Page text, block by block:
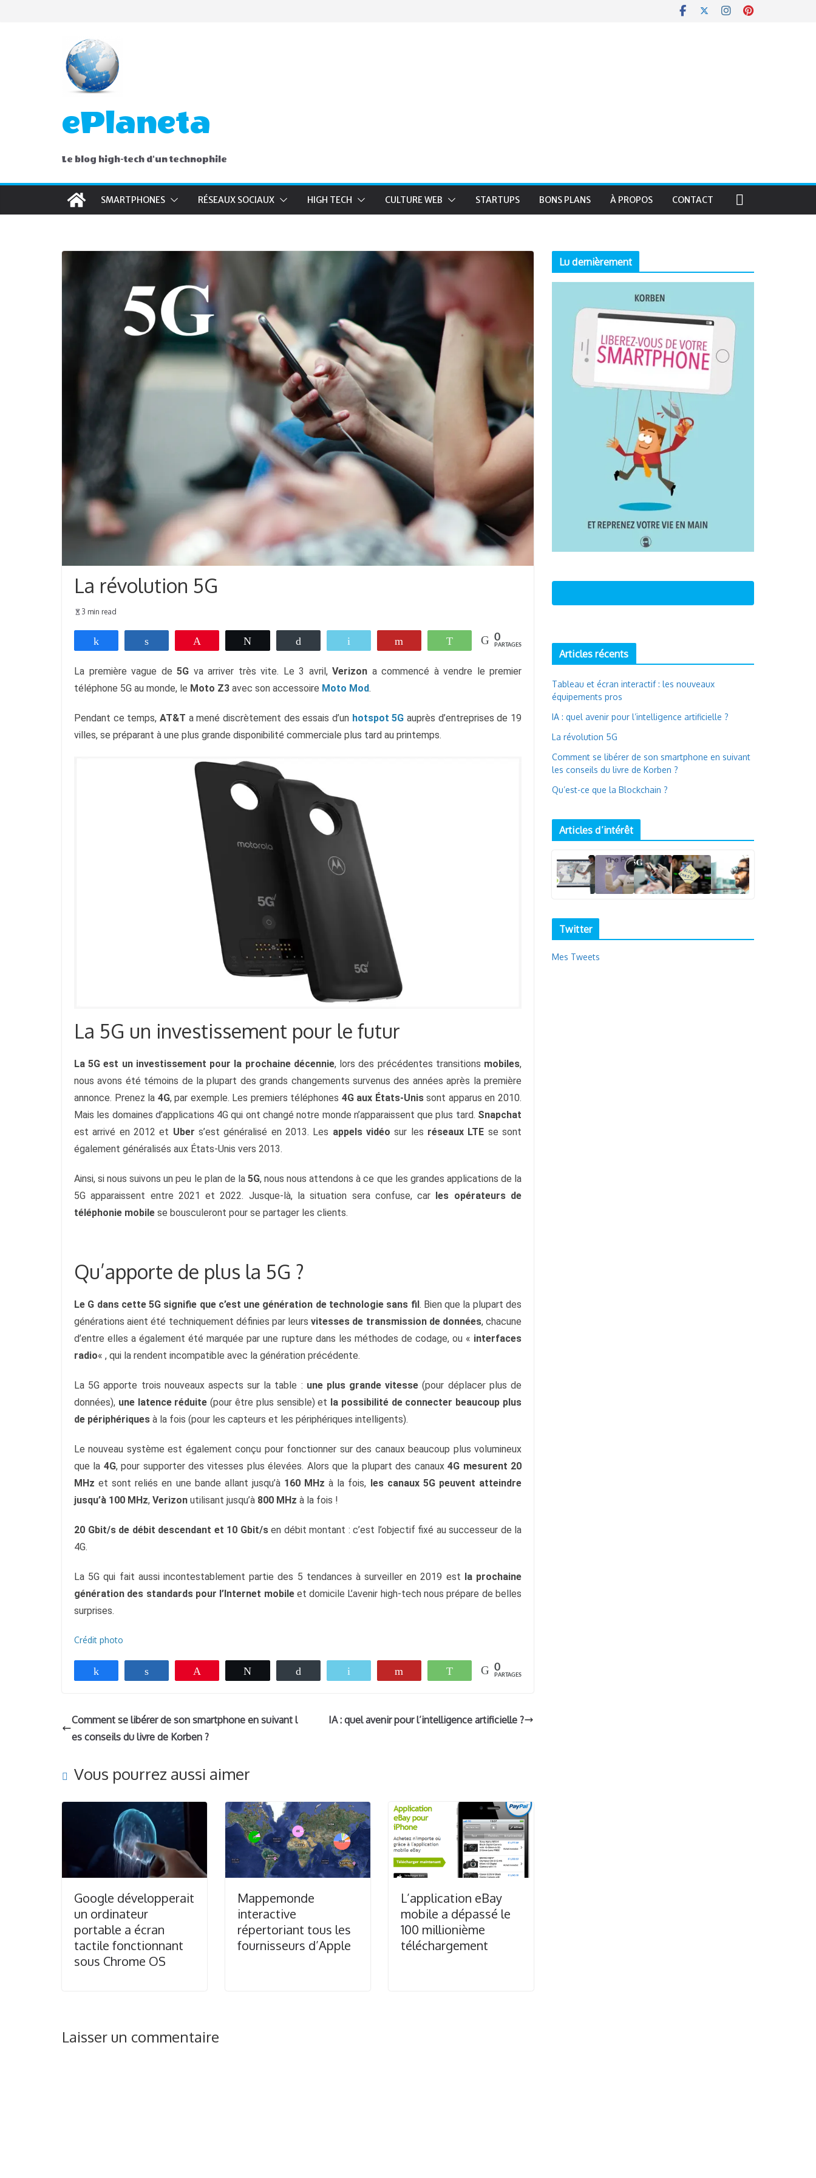
ePlaneta
Le blog high-tech d'un technophile
SMARTPHONES RÉSEAUX SOCIAUX HIGH TECH CULTURE WEB STARTUPS BONS PLANS À PROPOS CONTACT
La révolution 5G
3 min read
WhatsApp
0
PARTAGES
La première vague de 5G va arriver très vite. Le 3 avril, Verizon a commencé à vendre le premier
téléphone 5G au monde, le Moto Z3 avec son accessoire Moto Mod.
Pendant ce temps, AT&T a mené discrètement des essais d’un hotspot 5G auprès d’entreprises de 19
villes, se préparant à une plus grande disponibilité commerciale plus tard au printemps.
La 5G un investissement pour le futur
La 5G est un investissement pour la prochaine décennie, lors des précédentes transitions mobiles,
nous avons été témoins de la plupart des grands changements survenus des années après la première
annonce. Prenez la 4G, par exemple. Les premiers téléphones 4G aux États-Unis sont apparus en 2010.
Mais les domaines d’applications 4G qui ont changé notre monde n’apparaissent que plus tard. Snapchat
est arrivé en 2012 et Uber s’est généralisé en 2013. Les appels vidéo sur les réseaux LTE se sont
également généralisés aux États-Unis vers 2013.
Ainsi, si nous suivons un peu le plan de la 5G, nous nous attendons à ce que les grandes applications de la
5G apparaissent entre 2021 et 2022. Jusque-là, la situation sera confuse, car les opérateurs de
téléphonie mobile se bousculeront pour se partager les clients.
Qu’apporte de plus la 5G ?
Le G dans cette 5G signifie que c’est une génération de technologie sans fil. Bien que la plupart des
générations aient été techniquement définies par leurs vitesses de transmission de données, chacune
d’entre elles a également été marquée par une rupture dans les méthodes de codage, ou « interfaces
radio« , qui la rendent incompatible avec la génération précédente.
La 5G apporte trois nouveaux aspects sur la table : une plus grande vitesse (pour déplacer plus de
données), une latence réduite (pour être plus sensible) et la possibilité de connecter beaucoup plus
de périphériques à la fois (pour les capteurs et les périphériques intelligents).
Le nouveau système est également conçu pour fonctionner sur des canaux beaucoup plus volumineux
que la 4G, pour supporter des vitesses plus élevées. Alors que la plupart des canaux 4G mesurent 20
MHz et sont reliés en une bande allant jusqu’à 160 MHz à la fois, les canaux 5G peuvent atteindre
jusqu’à 100 MHz, Verizon utilisant jusqu’à 800 MHz à la fois !
20 Gbit/s de débit descendant et 10 Gbit/s en débit montant : c’est l’objectif fixé au successeur de la
4G.
La 5G qui fait aussi incontestablement partie des 5 tendances à surveiller en 2019 est la prochaine
génération des standards pour l’Internet mobile et domicile L’avenir high-tech nous prépare de belles
surprises.
Crédit photo
WhatsApp
0
PARTAGES
Comment se libérer de son smartphone en suivant l
es conseils du livre de Korben ?
IA : quel avenir pour l’intelligence artificielle ?
Vous pourrez aussi aimer
Google développerait
un ordinateur
portable a écran
tactile fonctionnant
sous Chrome OS
Mappemonde
interactive
répertoriant tous les
fournisseurs d’Apple
L’application eBay
mobile a dépassé le
100 millionième
téléchargement
Laisser un commentaire
Lu dernièrement
Articles récents
Tableau et écran interactif : les nouveaux
équipements pros
IA : quel avenir pour l’intelligence artificielle ?
La révolution 5G
Comment se libérer de son smartphone en suivant
les conseils du livre de Korben ?
Qu’est-ce que la Blockchain ?
Articles d’intérêt
Twitter
Mes Tweets